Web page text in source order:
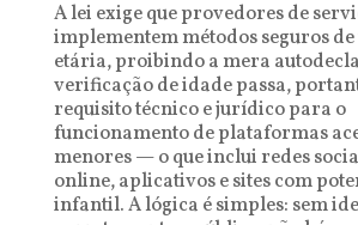
A lei exige que provedores de
implementem métodos seguros
etária, proibindo a mera
verificação de idade passa,
requisito técnico e jurídico para o
funcionamento de plataformas
menores — o que inclui redes
online, aplicativos e sites com
infantil. A lógica é simples: sem